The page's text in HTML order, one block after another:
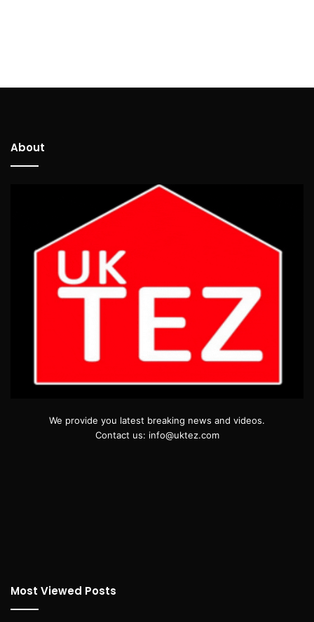
About
We provide you latest breaking news and videos.
Contact us: info@uktez.com
Most Viewed Posts